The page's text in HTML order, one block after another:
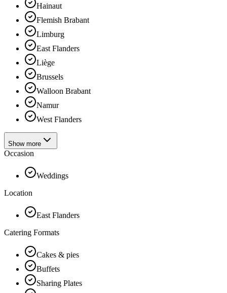
Hainaut
Flemish Brabant
Limburg
East Flanders
Liège
Brussels
Walloon Brabant
Namur
West Flanders
Show more
Occasion
Weddings
Location
East Flanders
Catering Formats
Cakes & pies
Buffets
Sharing Plates